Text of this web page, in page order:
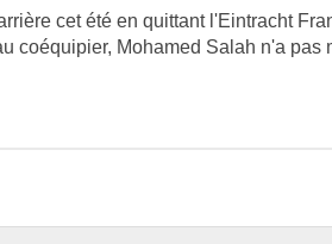
cet été en quittant l'Eintracht
coéquipier, Mohamed Salah n'a pas